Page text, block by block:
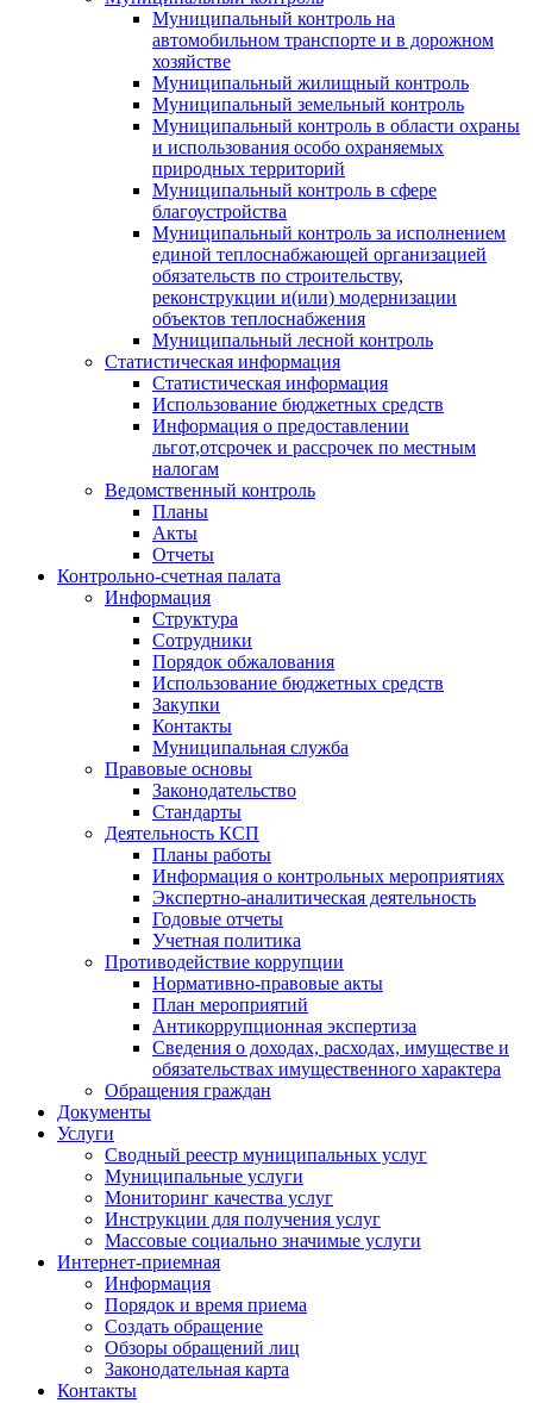
Муниципальный контроль на
автомобильном транспорте и в дорожном
хозяйстве
Муниципальный жилищный контроль
Муниципальный земельный контроль
Муниципальный контроль в области охраны
и использования особо охраняемых
природных территорий
Муниципальный контроль в сфере
благоустройства
Муниципальный контроль за исполнением
единой теплоснабжающей организацией
обязательств по строительству,
реконструкции и(или) модернизации
объектов теплоснабжения
Муниципальный лесной контроль
Статистическая информация
Статистическая информация
Использование бюджетных средств
Информация о предоставлении
льгот,отсрочек и рассрочек по местным
налогам
Ведомственный контроль
Планы
Акты
Отчеты
Контрольно-счетная палата
Информация
Структура
Сотрудники
Порядок обжалования
Использование бюджетных средств
Закупки
Контакты
Муниципальная служба
Правовые основы
Законодательство
Стандарты
Деятельность КСП
Планы работы
Информация о контрольных мероприятиях
Экспертно-аналитическая деятельность
Годовые отчеты
Учетная политика
Противодействие коррупции
Нормативно-правовые акты
План мероприятий
Антикоррупционная экспертиза
Сведения о доходах, расходах, имуществе и
обязательствах имущественного характера
Обращения граждан
Документы
Услуги
Сводный реестр муниципальных услуг
Муниципальные услуги
Мониторинг качества услуг
Инструкции для получения услуг
Массовые социально значимые услуги
Интернет-приемная
Информация
Порядок и время приема
Создать обращение
Обзоры обращений лиц
Законодательная карта
Контакты